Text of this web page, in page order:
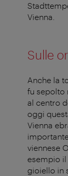
Vienna.
Sulle
Anche la
fu sepolto
al centro
oggi
Vienna
viennese
esempio
gioiello in